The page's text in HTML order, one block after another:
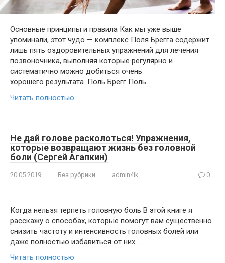
Основные принципы и правила Как мы уже выше
упоминали, этот чудо — комплекс Поля Брегга содержит
лишь пять оздоровительных упражнений для лечения
позвоночника, выполняя которые регулярно и
систематично можно добиться очень
хорошего результата. Поль Брегг Поль…
Читать полностью
Не дай голове расколоться! Упражнения,
которые возвращают жизнь без головной
боли (Сергей Агапкин)
20.05.2019 Без рубрики admin4ik 0
Когда нельзя терпеть головную боль В этой книге я
расскажу о способах, которые помогут вам существенно
снизить частоту и интенсивность головных болей или
даже полностью избавиться от них….
Читать полностью